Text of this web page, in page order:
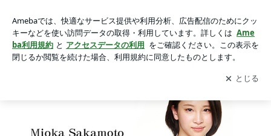
アプリをダウンロードして ブログの更新通知
を受け取りまし
ょう。
開く